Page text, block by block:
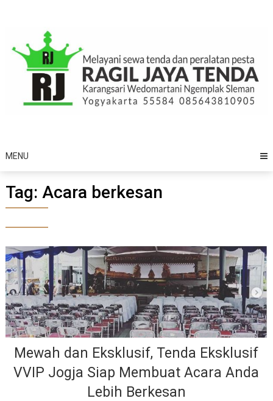
MENU
Tag: Acara berkesan
Mewah dan Eksklusif, Tenda Eksklusif
VVIP Jogja Siap Membuat Acara Anda
Lebih Berkesan